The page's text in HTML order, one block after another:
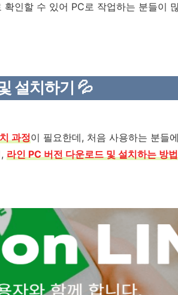
인할 수 있어 PC로 작업하는 분들이
설치하기 💦
과정이 필요한데, 처음 사용하는 분들
라인 PC 버전 다운로드 및 설치하는 방법